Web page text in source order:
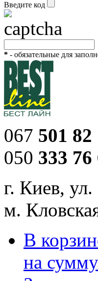
Введите код
* - обязательные для
067 501 82
050 333 76
г. Киев,
м.
В
на сумму